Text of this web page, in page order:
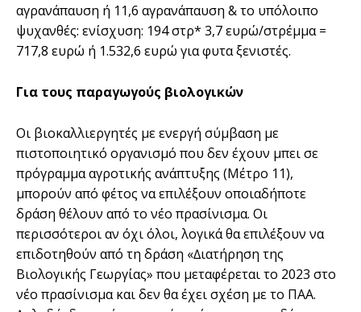
αγρανάπαυση ή 11,6 αγρανάπαυση & το υπόλοιπο
ψυχανθές: ενίσχυση: 194 στρ* 3,7 ευρώ/στρέµµα =
717,8 ευρώ ή 1.532,6 ευρώ για φυτα ξενιστές.
Για τους παραγωγούς βιολογικών
Οι βιοκαλλιεργητές µε ενεργή σύµβαση µε
πιστοποιητικό οργανισµό που δεν έχουν µπει σε
πρόγραµµα αγροτικής ανάπτυξης (Μέτρο 11),
µπορούν από φέτος να επιλέξουν οποιαδήποτε
δράση θέλουν από το νέο πρασίνισµα. Oι
περισσότεροι αν όχι όλοι, λογικά θα επιλέξουν να
επιδοτηθούν από τη δράση «∆ιατήρηση της
Βιολογικής Γεωργίας» που µεταφέρεται το 2023 στο
νέο πρασίνισµα και δεν θα έχει σχέση µε το ΠΑΑ.